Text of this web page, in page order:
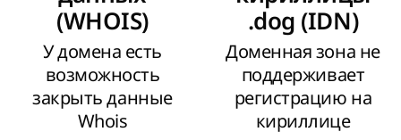
(WHOIS)
У домена есть
возможность
закрыть данные
Whois
.dog (IDN)
Доменная зона не
поддерживает
регистрацию на
кириллице